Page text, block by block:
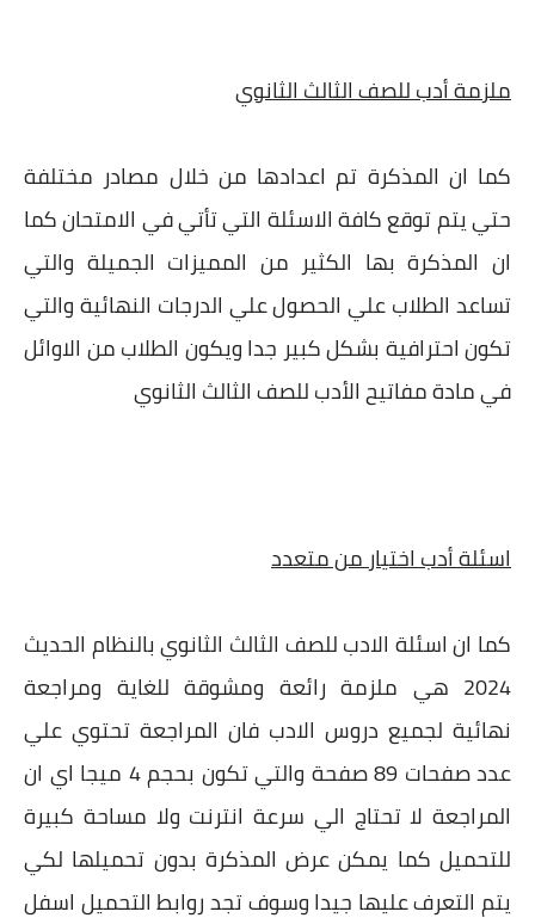
ملزمة أدب للصف الثالث الثانوي
كما ان المذكرة تم اعدادها من خلال مصادر مختلفة
حتي يتم توقع كافة الاسئلة التي تأتي في الامتحان كما
ان المذكرة بها الكثير من المميزات الجميلة والتي
تساعد الطلاب علي الحصول علي الدرجات النهائية والتي
تكون احترافية بشكل كبير جدا ويكون الطلاب من الاوائل
في مادة مفاتيح الأدب للصف الثالث الثانوي
اسئلة أدب اختيار من متعدد
كما ان اسئلة الادب للصف الثالث الثانوي بالنظام الحديث
2024 هي ملزمة رائعة ومشوقة للغاية ومراجعة
نهائية لجميع دروس الادب فان المراجعة تحتوي علي
عدد صفحات 89 صفحة والتي تكون بحجم 4 ميجا اي ان
المراجعة لا تحتاج الي سرعة انترنت ولا مساحة كبيرة
للتحميل كما يمكن عرض المذكرة بدون تحميلها لكي
يتم التعرف عليها جيدا وسوف تجد روابط التحميل اسفل